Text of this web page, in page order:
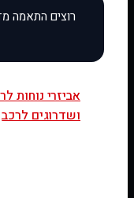
אביזרי נוחות
ושדרוגים לרכב